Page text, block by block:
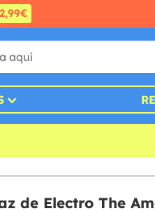
2,99€
de Electro The